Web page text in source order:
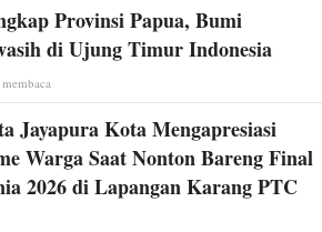
Provinsi Papua, Bumi
di Ujung Timur Indonesia
Jayapura Kota Mengapresiasi
Warga Saat Nonton Bareng Final
2026 di Lapangan Karang PTC